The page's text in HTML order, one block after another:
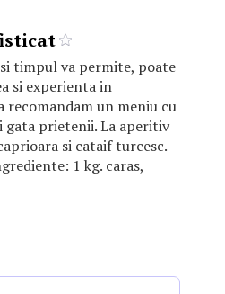
timpul va permite, poate
si experienta in
recomandam un meniu cu
gata prietenii. La aperitiv
si cataif turcesc.
1 kg. caras,